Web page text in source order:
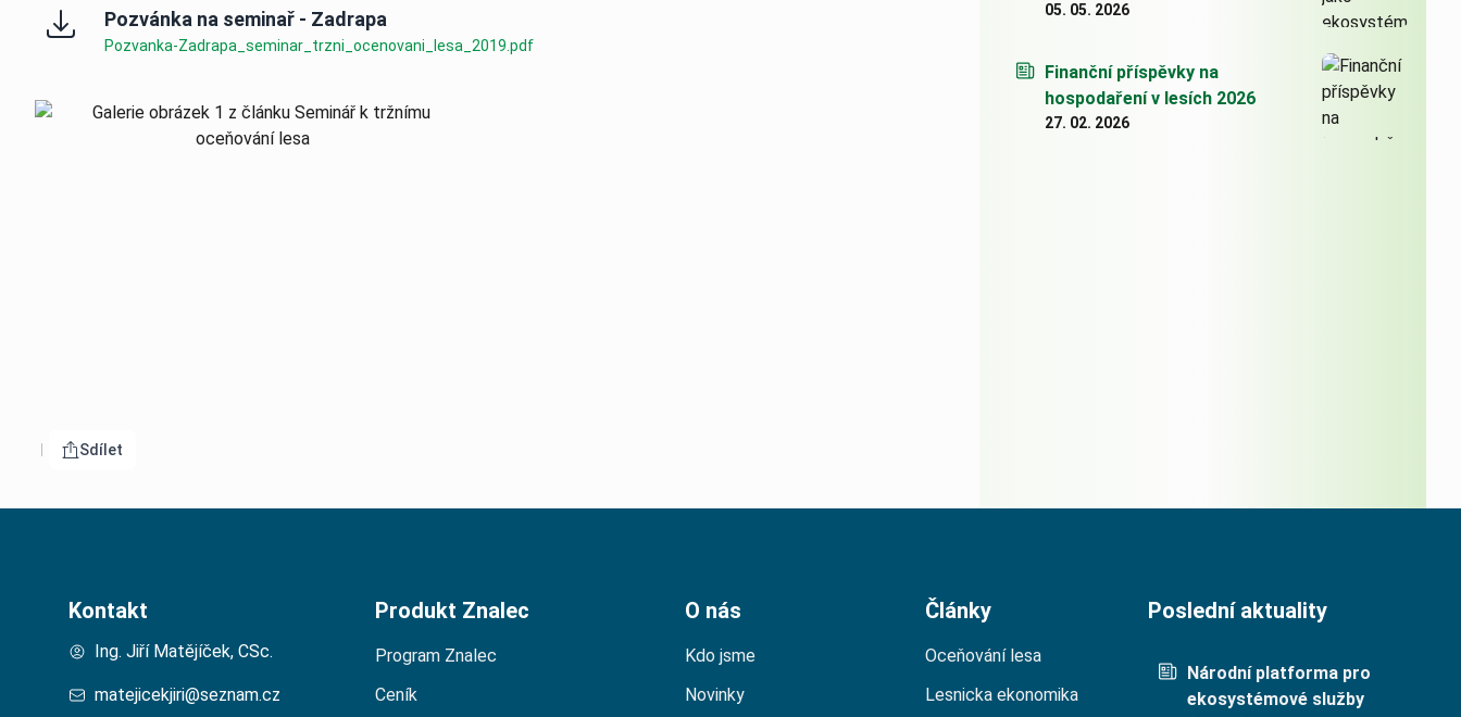
Pozvánka na seminař - Zadrapa
Pozvanka-Zadrapa_seminar_trzni_ocenovani_lesa_2019.pdf
Otevřít menu pro
Sdílet
05. 05. 2026
Finanční příspěvky na
hospodaření v lesích 2026
27. 02. 2026
Kontakt
Ing. Jiří Matějíček, CSc.
matejicekjiri@seznam.cz
Produkt Znalec
Program Znalec
Ceník
O nás
Kdo jsme
Novinky
Články
Oceňování lesa
Lesnicka ekonomika
Poslední aktuality
Národní platforma pro
ekosystémové služby